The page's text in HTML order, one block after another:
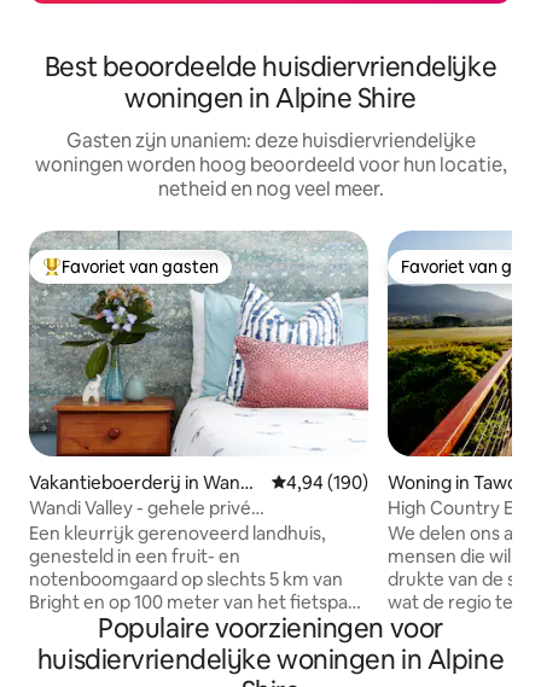
Best beoordeelde huisdiervriendelijke
woningen in Alpine Shire
Gasten zijn unaniem: deze huisdiervriendelijke
woningen worden hoog beoordeeld voor hun locatie,
netheid en nog veel meer.
Topfavoriet van gasten
Favoriet van gasten
Vakantieboerderij in Wandili
gong
Gemiddelde beoordeling van
4,94 (190)
Wandi Valley - gehele privé
gastenvleugel, geschikt voor 4 personen
Een kleurrijk gerenoveerd landhuis,
genesteld in een fruit- en
notenboomgaard op slechts 5 km van
Bright en op 100 meter van het fietspad
van de Rail Trail. Geniet van de grote
privégastenvleugel met twee grote
slaapkamers; een queensize bed en de
Favoriet van
Favoriet van
Woning in
High Country
adembenemend
We delen ons
mensen die
drukte van de
wat de regio te
worden met een
op de bergen in
woning met 3
Populaire voorzieningen voor
huisdiervriendelijke woningen in Alpine